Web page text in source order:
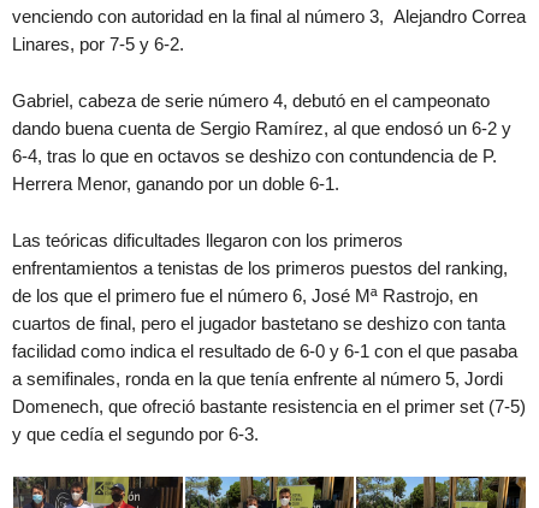
venciendo con autoridad en la final al número 3, Alejandro Correa
Linares, por 7-5 y 6-2.
Gabriel, cabeza de serie número 4, debutó en el campeonato
dando buena cuenta de Sergio Ramírez, al que endosó un 6-2 y
6-4, tras lo que en octavos se deshizo con contundencia de P.
Herrera Menor, ganando por un doble 6-1.
Las teóricas dificultades llegaron con los primeros
enfrentamientos a tenistas de los primeros puestos del ranking,
de los que el primero fue el número 6, José Mª Rastrojo, en
cuartos de final, pero el jugador bastetano se deshizo con tanta
facilidad como indica el resultado de 6-0 y 6-1 con el que pasaba
a semifinales, ronda en la que tenía enfrente al número 5, Jordi
Domenech, que ofreció bastante resistencia en el primer set (7-5)
y que cedía el segundo por 6-3.